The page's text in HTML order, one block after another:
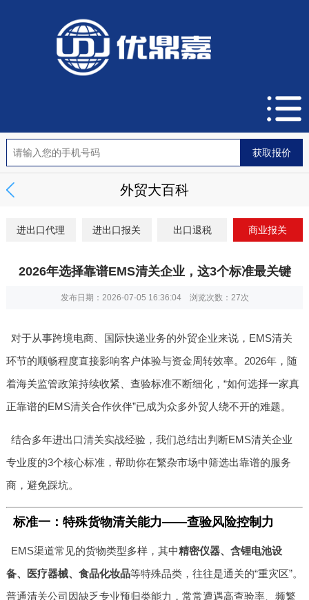
外贸大百科
进出口代理 进出口报关 出口退税 商业报关
2026年选择靠谱EMS清关企业，这3个标准最关键
发布日期：2026-07-05 16:36:04 浏览次数： 27次
对于从事跨境电商、国际快递业务的外贸企业来说，EMS清关
环节的顺畅程度直接影响客户体验与资金周转效率。2026年，随
着海关监管政策持续收紧、查验标准不断细化，“如何选择一家真
正靠谱的EMS清关合作伙伴”已成为众多外贸人绕不开的难题。
结合多年进出口清关实战经验，我们总结出判断EMS清关企业
专业度的3个核心标准，帮助你在繁杂市场中筛选出靠谱的服务
商，避免踩坑。
标准一：特殊货物清关能力——查验风险控制力
EMS渠道常见的货物类型多样，其中精密仪器、含锂电池设
备、医疗器械、食品化妆品等特殊品类，往往是通关的“重灾区”。
普通清关公司因缺乏专业预归类能力，常常遭遇高查验率、频繁